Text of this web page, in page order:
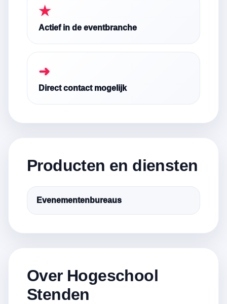
★
Actief in de eventbranche
➜
Direct contact mogelijk
Producten en diensten
Evenementenbureaus
Over Hogeschool
Stenden